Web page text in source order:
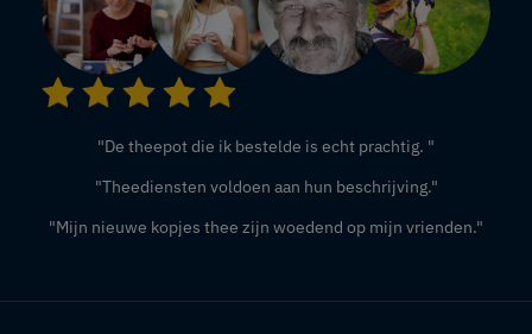
"De theepot die ik bestelde is echt prachtig. "
"Theediensten voldoen aan hun beschrijving."
"Mijn nieuwe kopjes thee zijn woedend op mijn vrienden."